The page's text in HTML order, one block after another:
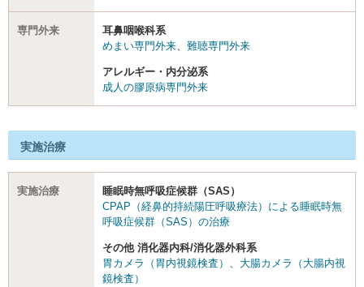
専門外来
耳鼻咽喉科系
めまい専門外来
難聴専門外来
アレルギー・内分泌系
成人の膠原病専門外来
実施治療
実施治療
睡眠時無呼吸症候群（SAS）
CPAP（経鼻的持続陽圧呼吸療法）による睡眠時無
呼吸症候群（SAS）の治療
その他 消化器内科/消化器外科系
胃カメラ（胃内視鏡検査）
大腸カメラ（大腸内視
鏡検査）